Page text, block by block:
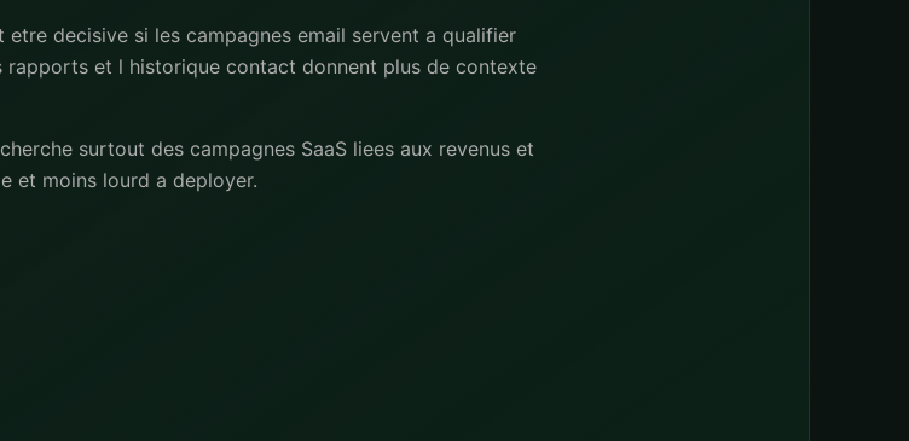
decisive si les campagnes email servent a qualifier
rapports et l historique contact donnent plus de contexte
surtout des campagnes SaaS liees aux revenus et
et moins lourd a deployer.